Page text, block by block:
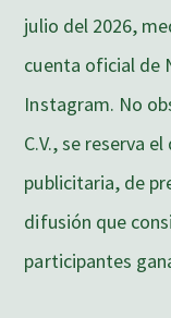
julio del 2026,
cuenta oficial de
Instagram. No
C.V., se reserva
publicitaria, de
difusión que
participantes